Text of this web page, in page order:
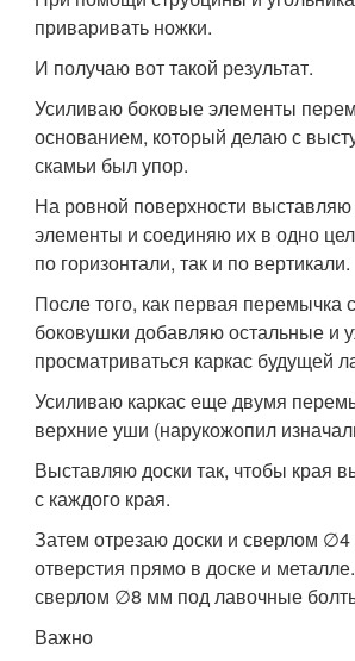
приваривать ножки.
И получаю вот такой результат.
Усиливаю боковые элементы
основанием, который делаю с
скамьи был упор.
На ровной поверхности
элементы и соединяю их в одно
по горизонтали, так и по вертикали.
После того, как первая перемычка
боковушки добавляю остальные и
просматриваться каркас будущей
Усиливаю каркас еще двумя
верхние уши (нарукожопил
Выставляю доски так, чтобы края
с каждого края.
Затем отрезаю доски и сверлом
отверстия прямо в доске и
сверлом ∅8 мм под лавочные
Важно